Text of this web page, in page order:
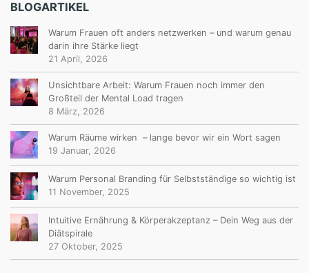
BLOGARTIKEL
Warum Frauen oft anders netzwerken – und warum genau
darin ihre Stärke liegt
21 April, 2026
Unsichtbare Arbeit: Warum Frauen noch immer den
Großteil der Mental Load tragen
8 März, 2026
Warum Räume wirken – lange bevor wir ein Wort sagen
19 Januar, 2026
Warum Personal Branding für Selbstständige so wichtig ist
11 November, 2025
Intuitive Ernährung & Körperakzeptanz – Dein Weg aus der
Diätspirale
27 Oktober, 2025